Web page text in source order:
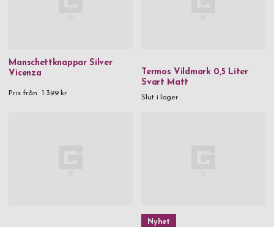
Manschettknappar Silver
Vicenza
Pris från 1 399 kr
Termos Vildmark 0,5 Liter
Svart Matt
Slut i lager
Nyhet